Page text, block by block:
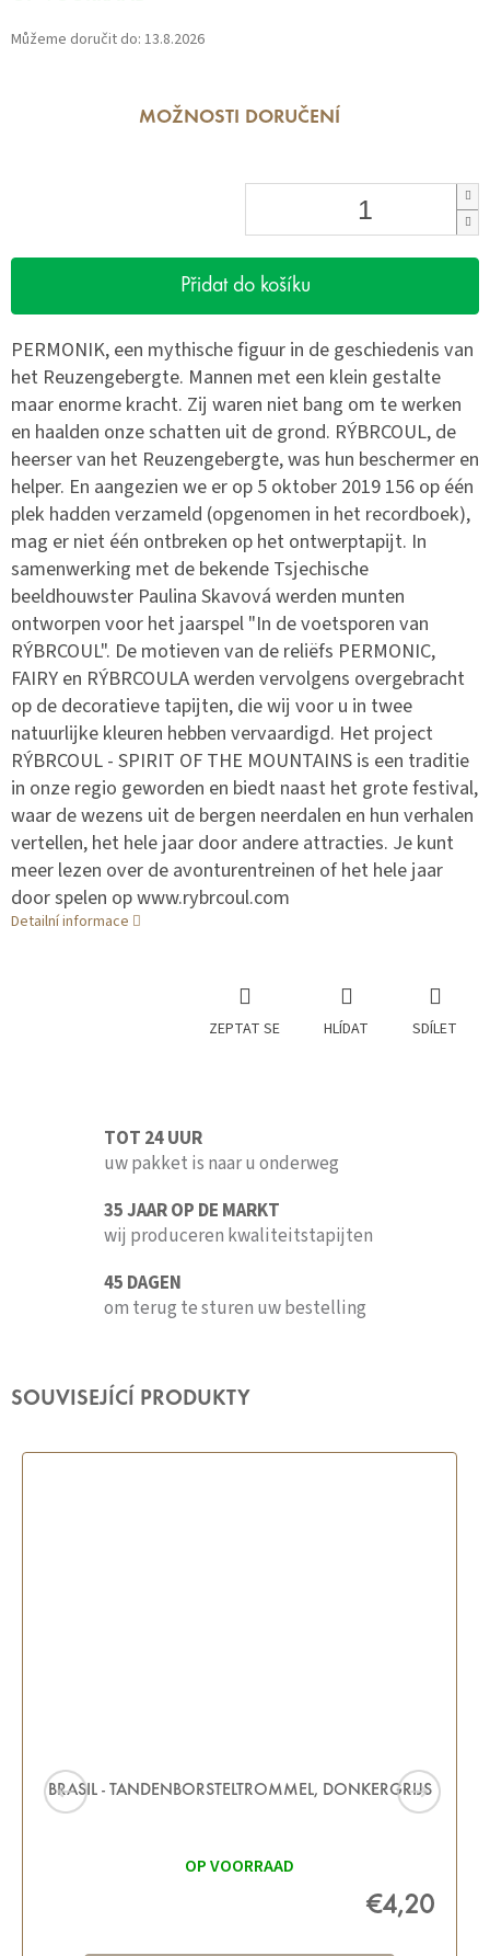
Můžeme doručit do: 13.8.2026
MOŽNOSTI DORUČENÍ
Přidat do košíku
PERMONIK, een mythische figuur in de geschiedenis van
het Reuzengebergte. Mannen met een klein gestalte
maar enorme kracht. Zij waren niet bang om te werken
en haalden onze schatten uit de grond. RÝBRCOUL, de
heerser van het Reuzengebergte, was hun beschermer en
helper. En aangezien we er op 5 oktober 2019 156 op één
plek hadden verzameld (opgenomen in het recordboek),
mag er niet één ontbreken op het ontwerptapijt. In
samenwerking met de bekende Tsjechische
beeldhouwster Paulina Skavová werden munten
ontworpen voor het jaarspel "In de voetsporen van
RÝBRCOUL". De motieven van de reliëfs PERMONIC,
FAIRY en RÝBRCOULA werden vervolgens overgebracht
op de decoratieve tapijten, die wij voor u in twee
natuurlijke kleuren hebben vervaardigd. Het project
RÝBRCOUL - SPIRIT OF THE MOUNTAINS is een traditie
in onze regio geworden en biedt naast het grote festival,
waar de wezens uit de bergen neerdalen en hun verhalen
vertellen, het hele jaar door andere attracties. Je kunt
meer lezen over de avonturentreinen of het hele jaar
door spelen op www.rybrcoul.com
Detailní informace
ZEPTAT SE HLÍDAT SDÍLET
TOT 24 UUR
uw pakket is naar u onderweg
35 JAAR OP DE MARKT
wij produceren kwaliteitstapijten
45 DAGEN
om terug te sturen uw bestelling
SOUVISEJÍCÍ PRODUKTY
BRASIL - TANDENBORSTELTROMMEL, DONKERGRIJS
OP VOORRAAD
€4,20